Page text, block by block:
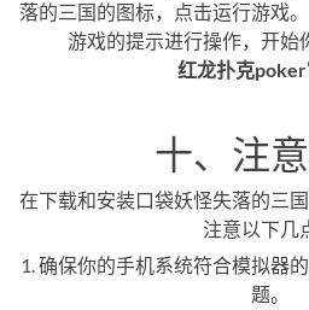
落的三国的图标，点击运行游戏
游戏的提示进行操作，开始
红龙扑克
十、注
在下载和安装口袋妖怪失落的三
注意以下几
1. 确保你的手机系统符合模拟器
题。